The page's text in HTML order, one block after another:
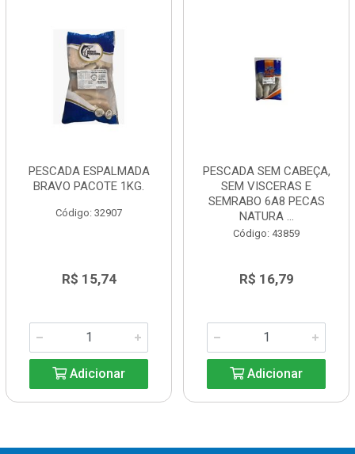
PESCADA ESPALMADA
BRAVO PACOTE 1KG.
Código: 32907
R$ 15,74
Adicionar
PESCADA SEM CABEÇA,
SEM VISCERAS E
SEMRABO 6A8 PECAS
NATURA ...
Código: 43859
R$ 16,79
Adicionar